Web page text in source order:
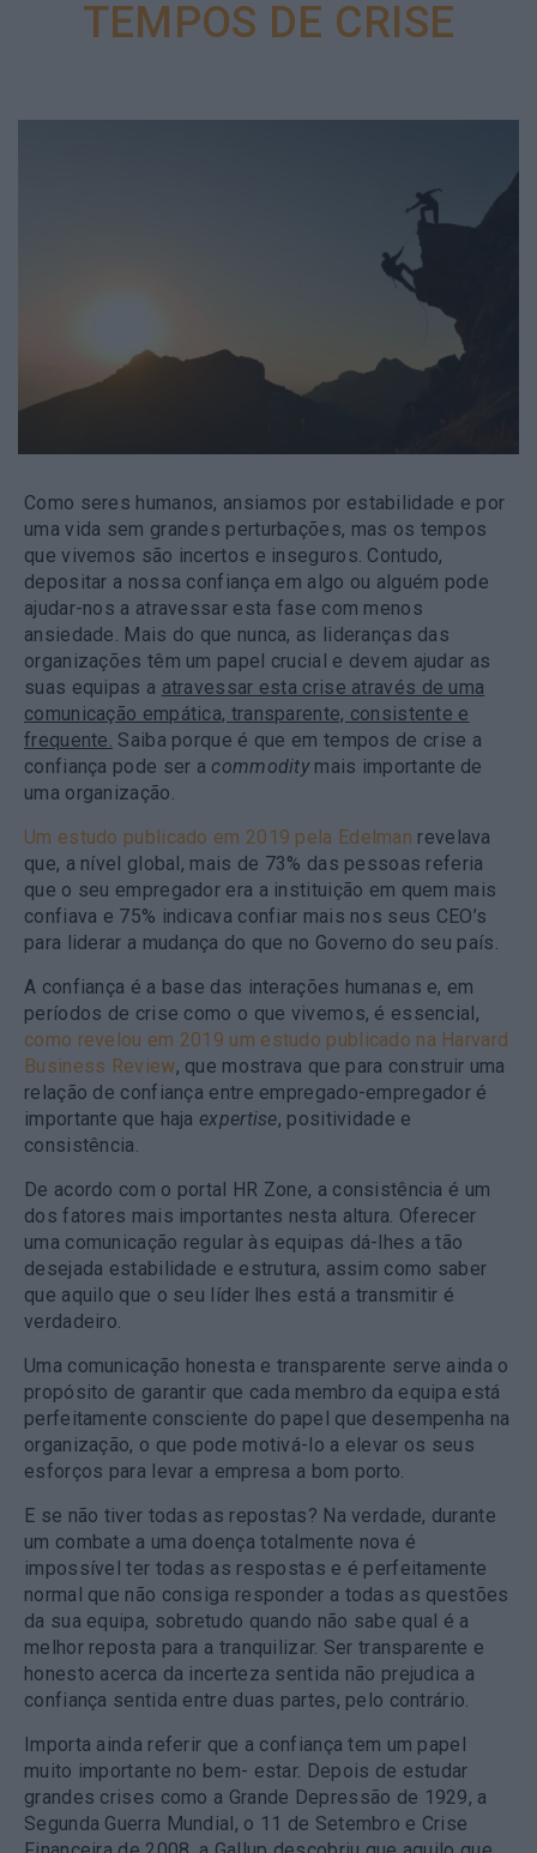
TEMPOS DE CRISE
Como seres humanos, ansiamos por estabilidade e por
uma vida sem grandes perturbações, mas os tempos
que vivemos são incertos e inseguros. Contudo,
depositar a nossa confiança em algo ou alguém pode
ajudar-nos a atravessar esta fase com menos
ansiedade. Mais do que nunca, as lideranças das
organizações têm um papel crucial e devem ajudar as
suas equipas a atravessar esta crise através de uma
comunicação empática, transparente, consistente e
frequente. Saiba porque é que em tempos de crise a
confiança pode ser a commodity mais importante de
uma organização.
Um estudo publicado em 2019 pela Edelman revelava
que, a nível global, mais de 73% das pessoas referia
que o seu empregador era a instituição em quem mais
confiava e 75% indicava confiar mais nos seus CEO’s
para liderar a mudança do que no Governo do seu país.
A confiança é a base das interações humanas e, em
períodos de crise como o que vivemos, é essencial,
como revelou em 2019 um estudo publicado na Harvard
Business Review, que mostrava que para construir uma
relação de confiança entre empregado-empregador é
importante que haja expertise, positividade e
consistência.
De acordo com o portal HR Zone, a consistência é um
dos fatores mais importantes nesta altura. Oferecer
uma comunicação regular às equipas dá-lhes a tão
desejada estabilidade e estrutura, assim como saber
que aquilo que o seu líder lhes está a transmitir é
verdadeiro.
Uma comunicação honesta e transparente serve ainda o
propósito de garantir que cada membro da equipa está
perfeitamente consciente do papel que desempenha na
organização, o que pode motivá-lo a elevar os seus
esforços para levar a empresa a bom porto.
E se não tiver todas as repostas? Na verdade, durante
um combate a uma doença totalmente nova é
impossível ter todas as respostas e é perfeitamente
normal que não consiga responder a todas as questões
da sua equipa, sobretudo quando não sabe qual é a
melhor reposta para a tranquilizar. Ser transparente e
honesto acerca da incerteza sentida não prejudica a
confiança sentida entre duas partes, pelo contrário.
Importa ainda referir que a confiança tem um papel
muito importante no bem- estar. Depois de estudar
grandes crises como a Grande Depressão de 1929, a
Segunda Guerra Mundial, o 11 de Setembro e Crise